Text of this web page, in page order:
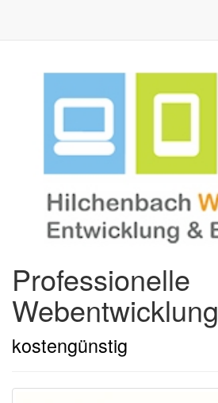
Professionelle
Webentwicklung
kostengünstig